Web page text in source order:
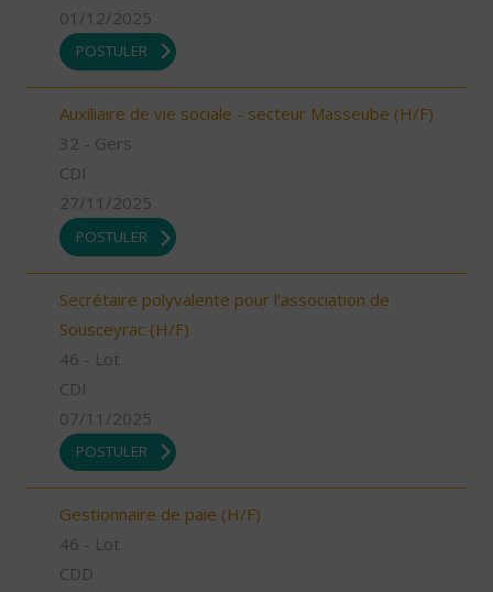
01/12/2025
POSTULER
Auxiliaire de vie sociale - secteur Masseube (H/F)
32 - Gers
CDI
27/11/2025
POSTULER
Secrétaire polyvalente pour l'association de
Sousceyrac (H/F)
46 - Lot
CDI
07/11/2025
POSTULER
Gestionnaire de paie (H/F)
46 - Lot
CDD